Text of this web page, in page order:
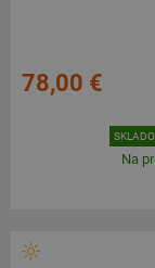
78,00 €
Na